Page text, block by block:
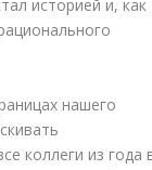
историей и, как
нашего
коллеги из года